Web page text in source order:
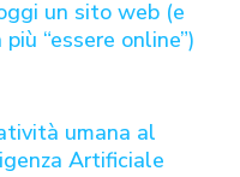
un sito web (e
“essere online”)
umana al
Artificiale